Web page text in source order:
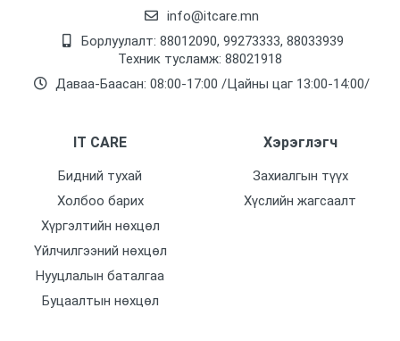
info@itcare.mn
Борлуулалт: 88012090, 99273333, 88033939
Техник тусламж: 88021918
Даваа-Баасан: 08:00-17:00 /Цайны цаг 13:00-14:00/
IT CARE
Бидний тухай
Холбоо барих
Хүргэлтийн нөхцөл
Үйлчилгээний нөхцөл
Нууцлалын баталгаа
Буцаалтын нөхцөл
Хэрэглэгч
Захиалгын түүх
Хүслийн жагсаалт